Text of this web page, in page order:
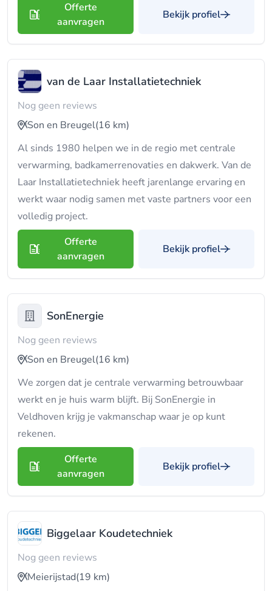
Offerte
aanvragen
Bekijk profiel
van de Laar Installatietechniek
Nog geen reviews
Son en Breugel(16 km)
Al sinds 1980 helpen we in de regio met centrale
verwarming, badkamerrenovaties en dakwerk. Van de
Laar Installatietechniek heeft jarenlange ervaring en
werkt waar nodig samen met vaste partners voor een
volledig project.
Offerte
aanvragen
Bekijk profiel
SonEnergie
Nog geen reviews
Son en Breugel(16 km)
We zorgen dat je centrale verwarming betrouwbaar
werkt en je huis warm blijft. Bij SonEnergie in
Veldhoven krijg je vakmanschap waar je op kunt
rekenen.
Offerte
aanvragen
Bekijk profiel
Biggelaar Koudetechniek
Nog geen reviews
Meierijstad(19 km)